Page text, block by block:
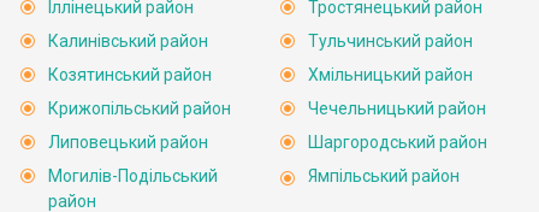
Іллінецький район
Калинівський район
Козятинський район
Крижопільський район
Липовецький район
Могилів-Подільський
район
Тростянецький район
Тульчинський район
Хмільницький район
Чечельницький район
Шаргородський район
Ямпільський район